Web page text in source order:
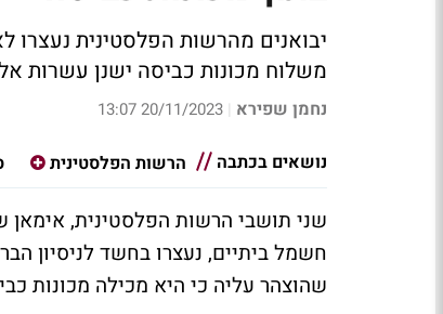
יבואנים מהרשות הפלסטינית נעצרו
משלוח מכונות כביסה ישנן עשרות
נחמן שפירא |
20/11/2023 13:07
נושאים בכתבה הרשות הפלסטינית
שני תושבי הרשות הפלסטינית, אימאן
חשמל ביתיים, נעצרו בחשד לניסיון
שהוצהר עליה כי היא מכילה מכונות